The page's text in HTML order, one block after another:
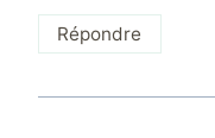
Répondre